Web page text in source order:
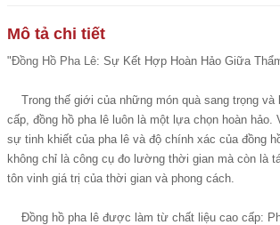
Mô tả chi tiết
"Đồng Hồ Pha Lê: Sự Kết Hợp Hoàn Hảo Giữa
Trong thế giới của những món quà sang trọng và
cấp, đồng hồ pha lê luôn là một lựa chọn hoàn
sự tinh khiết của pha lê và độ chính xác của đồng
không chỉ là công cụ đo lường thời gian mà còn là
tôn vinh giá trị của thời gian và phong cách.
Đồng hồ pha lê được làm từ chất liệu cao cấp: